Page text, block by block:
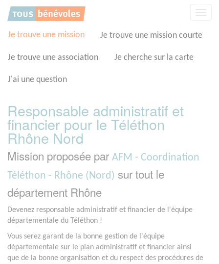
Je trouve une mission Je trouve une mission courte
Je trouve une association Je cherche sur la carte
J'ai une question
Responsable administratif et
financier pour le Téléthon
Rhône Nord
Mission proposée par AFM - Coordination
Téléthon - Rhône (Nord) sur tout le
département Rhône
Devenez responsable administratif et financier de l'équipe
départementale du Téléthon !
Vous serez garant de la bonne gestion de l'équipe
départementale sur le plan administratif et financier ainsi
que de la bonne organisation et du respect des procédures de
Panneau de gestion des cookies